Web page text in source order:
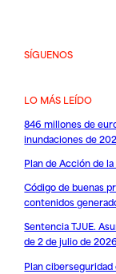
SÍGUENOS
LO MÁS LEÍDO
846 millones de
inundaciones de
Plan de Acción de
Código de buenas
contenidos
Sentencia TJUE.
de 2 de julio de 2026
Plan